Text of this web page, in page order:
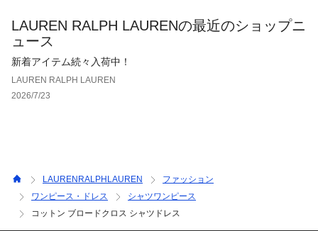
LAUREN RALPH LAURENの最近のショップニ
ュース
新着アイテム続々入荷中！
LAUREN RALPH LAUREN
2026/7/23
LAURENRALPHLAUREN
ファッション
ワンピース・ドレス
シャツワンピース
コットン ブロードクロス シャツドレス